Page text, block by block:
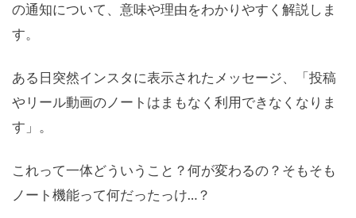
の通知について、意味や理由をわかりやすく解説しま
す。
ある日突然インスタに表示されたメッセージ、「投稿
やリール動画のノートはまもなく利用できなくなりま
す」。
これって一体どういうこと？何が変わるの？そもそも
ノート機能って何だったっけ…？